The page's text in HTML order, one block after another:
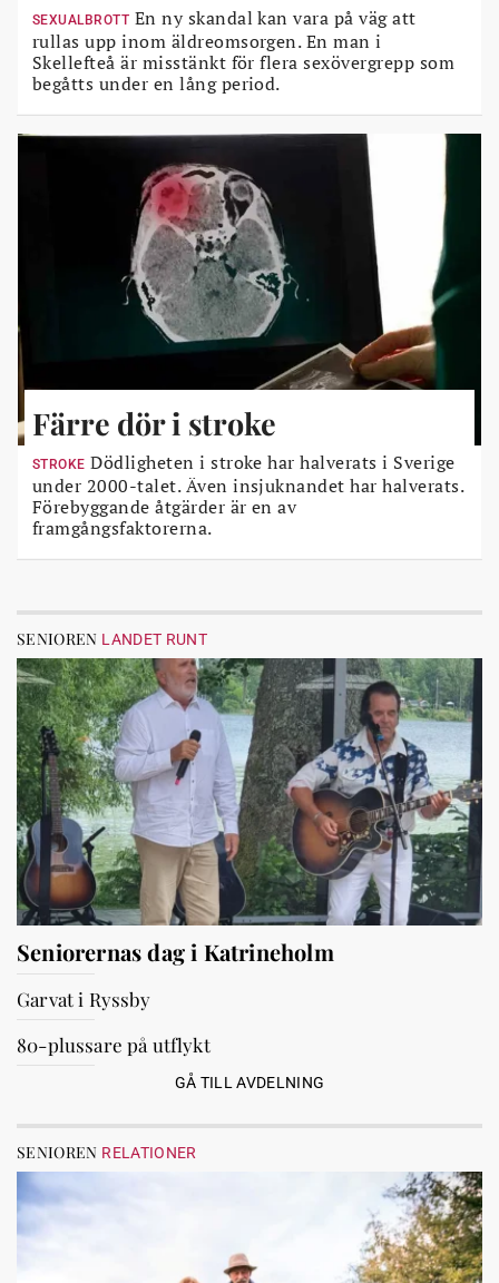
SEXUALBROTT En ny skandal kan vara på väg att
rullas upp inom äldreomsorgen. En man i
Skellefteå är misstänkt för flera sexövergrepp som
begåtts under en lång period.
Färre dör i stroke
STROKE Dödligheten i stroke har halverats i Sverige
under 2000-talet. Även insjuknandet har halverats.
Förebyggande åtgärder är en av
framgångsfaktorerna.
SENIOREN LANDET RUNT
Seniorernas dag i Katrineholm
Garvat i Ryssby
80-plussare på utflykt
GÅ TILL AVDELNING
SENIOREN RELATIONER